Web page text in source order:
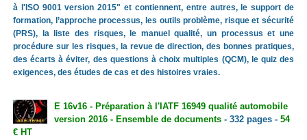
à l'ISO 9001 version 2015" et contiennent, entre autres, le support de
formation, l’approche processus, les outils problème, risque et sécurité
(PRS), la liste des risques, le manuel qualité, un processus et une
procédure sur les risques, la revue de direction, des bonnes pratiques,
des écarts à éviter, des questions à choix multiples (QCM), le quiz des
exigences, des études de cas et des histoires vraies.
E 16v16 - Préparation à l'IATF 16949 qualité automobile
version 2016 - Ensemble de documents- 332 pages - 54
€ HT